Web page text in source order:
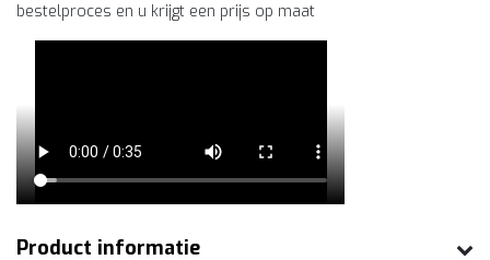
bestelproces en u krijgt een prijs op maat
Product informatie